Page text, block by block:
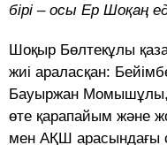
бірі – осы Ер Шоқаң
Шоқыр Бөлтекұлы
жиі араласқан:
Бауыржан Момышұлы,
өте қарапайым және
мен АҚШ арасындағы